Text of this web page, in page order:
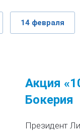
14 февраля
Акция
Бокерия
Президент